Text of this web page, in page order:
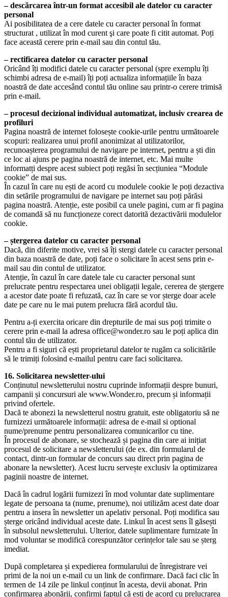
– descărcarea într-un format accesibil ale datelor cu caracter
personal
Ai posibilitatea de a cere datele cu caracter personal în format
structurat , utilizat în mod curent şi care poate fi citit automat. Poți
face această cerere prin e-mail sau din contul tău.
– rectificarea datelor cu caracter personal
Oricând îți modifici datele cu caracter personal (spre exemplu îți
schimbi adresa de e-mail) îți poți actualiza informațiile în baza
noastră de date accesând contul tău online sau printr-o cerere trimisă
prin e-mail.
– procesul decizional individual automatizat, inclusiv crearea de
profiluri
Pagina noastră de internet folosește cookie-urile pentru următoarele
scopuri: realizarea unui profil anonimizat al utilizatorilor,
recunoașterea programului de navigare pe internet, pentru a ști din
ce loc ai ajuns pe pagina noastră de internet, etc. Mai multe
informatți despre acest subiect poți regăsi în secțiuniea “Module
cookie” de mai sus.
În cazul în care nu ești de acord cu modulele cookie le poți dezactiva
din setările programului de navigare pe internet sau poți părăsi
pagina noastră. Atenție, este posibil ca unele pagini, cum ar fi pagina
de comandă să nu funcționeze corect datorită dezactivării modulelor
cookie.
– ștergerea datelor cu caracter personal
Dacă, din diferite motive, vrei să îți stergi datele cu caracter personal
din baza noastră de date, poți face o solicitare în acest sens prin e-
mail sau din contul de utilizator.
Atenție, în cazul în care datele tale cu caracter personal sunt
prelucrate pentru respectarea unei obligații legale, cererea de ștergere
a acestor date poate fi refuzată, caz în care se vor șterge doar acele
date pe care nu le mai putem prelucra fără acordul tău.
Pentru a-ți exercita oricare din drepturile de mai sus poți trimite o
cerere prin e-mail la adresa office@wonder.ro sau le poți aplica din
contul tău de utilizator.
Pentru a fi siguri că ești proprietarul datelor te rugăm ca solicitările
să le trimiți folosind e-mailul pentru care faci solicitarea.
16. Solicitarea newsletter-ului
Conținutul newsletterului nostru cuprinde informații despre bunuri,
campanii și concursuri ale www.Wonder.ro, precum și informații
privind ofertele.
Dacă te abonezi la newsletterul nostru gratuit, este obligatoriu să ne
furnizezi următoarele informații: adresa de e-mail si optional
nume/prenume pentru personalizarea comunicarilor cu tine.
În procesul de abonare, se stochează și pagina din care ai inițiat
procesul de solicitare a newsletterului (de ex. din formularul de
contact, dintr-un formular de concurs sau direct prin pagina de
abonare la newsletter). Acest lucru servește exclusiv la optimizarea
paginii noastre de internet.
Dacă în cadrul logării furnizezi în mod voluntar date suplimentare
legate de persoana ta (nume, prenume), noi utilizăm acest date doar
pentru a insera în newsletter un apelativ personal. Poți modifica sau
șterge oricând individual aceste date. Linkul în acest sens îl găsești
în subsolul newsletterului. Ulterior, datele suplimentare furnizate în
mod voluntar se modifică corespunzător cerințelor tale sau se șterg
imediat.
După completarea și expedierea formularului de înregistrare vei
primi de la noi un e-mail cu un link de confirmare. Dacă faci clic în
termen de 14 zile pe linkul conținut în acesta, devii abonat. Prin
confirmarea abonării, confirmi faptul că ești de acord cu prelucrarea